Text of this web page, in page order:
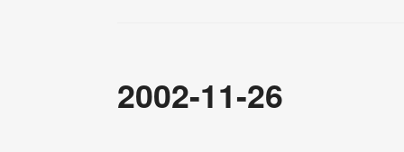
2002-11-26